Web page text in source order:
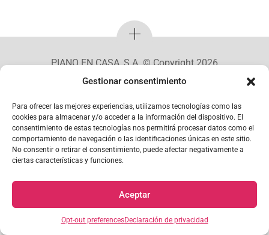
Gestionar consentimiento
Para ofrecer las mejores experiencias, utilizamos tecnologías como las
cookies para almacenar y/o acceder a la información del dispositivo. El
consentimiento de estas tecnologías nos permitirá procesar datos como el
comportamiento de navegación o las identificaciones únicas en este sitio.
No consentir o retirar el consentimiento, puede afectar negativamente a
ciertas características y funciones.
Aceptar
Opt-out preferencesDeclaración de privacidad
PIANO EN CASA, S.A. © Copyright 2026